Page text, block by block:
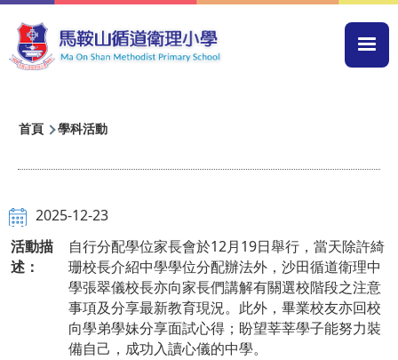
移至主內容
導
連
結
首頁 學科活動
2025-12-23
活動描
述：
自行分配學位家長會於12月19日舉行，當天除許綺
珊校長介紹中學學位分配辦法外，沙田循道衛理中
學張翠儀校長亦向家長們講解有關選校階段之注意
事項及分享最新教育現況。此外，畢業校友亦回校
向學弟學妹分享面試心得；盼望莘莘學子能努力裝
備自己，成功入讀心儀的中學。